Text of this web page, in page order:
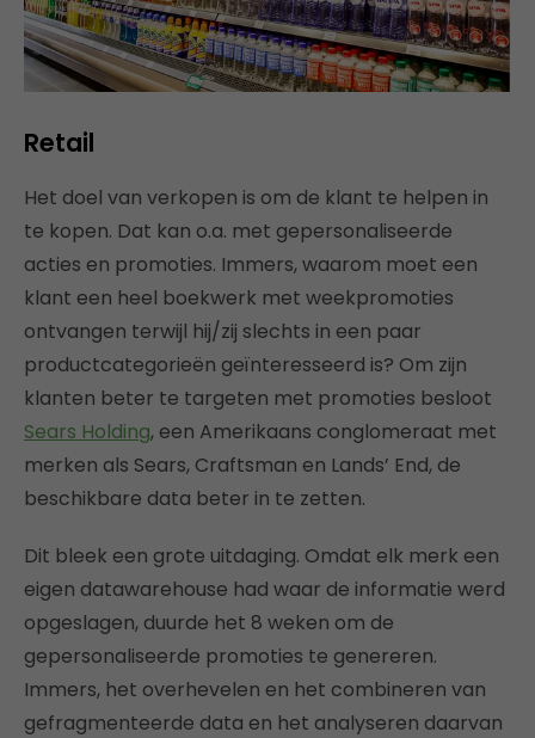
Retail
Het doel van verkopen is om de klant te helpen in
te kopen. Dat kan o.a. met gepersonaliseerde
acties en promoties. Immers, waarom moet een
klant een heel boekwerk met weekpromoties
ontvangen terwijl hij/zij slechts in een paar
productcategorieën geïnteresseerd is? Om zijn
klanten beter te targeten met promoties besloot
Sears Holding, een Amerikaans conglomeraat met
merken als Sears, Craftsman en Lands’ End, de
beschikbare data beter in te zetten.
Dit bleek een grote uitdaging. Omdat elk merk een
eigen datawarehouse had waar de informatie werd
opgeslagen, duurde het 8 weken om de
gepersonaliseerde promoties te genereren.
Immers, het overhevelen en het combineren van
gefragmenteerde data en het analyseren daarvan